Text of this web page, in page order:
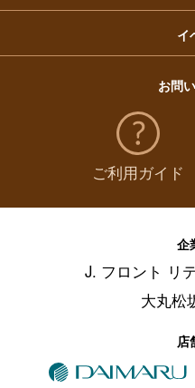
イ
お問
ご利用ガイド
企
J. フロント リ
大丸松
店